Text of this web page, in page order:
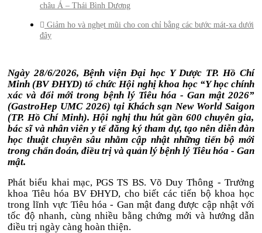
châu Á – Thái Bình Dương
Giảm ho và nghẹt mũi cho con chỉ bằng các bước mát-xa dưới
đây
Ngày 28/6/2026, Bệnh viện Đại học Y Dược TP. Hồ Chí
Minh (BV ĐHYD) tổ chức Hội nghị khoa học “Y học chính
xác và đổi mới trong bệnh lý Tiêu hóa - Gan mật 2026”
(GastroHep UMC 2026) tại Khách sạn New World Saigon
(TP. Hồ Chí Minh). Hội nghị thu hútgần 600 chuyên gia,
bác sĩ và nhân viên y tế đăng ký tham dự, tạo nên diễn đàn
học thuật chuyên sâu nhằm cập nhật những tiến bộ mới
trong chẩn đoán, điều trị và quản lý bệnh lý Tiêu hóa - Gan
mật.
Phát biểu khai mạc, PGS TS BS. Võ Duy Thông - Trưởng
khoa Tiêu hóa BV ĐHYD, cho biết các tiến bộ khoa học
trong lĩnh vực Tiêu hóa - Gan mật đang được cập nhật với
tốc độ nhanh, cùng nhiều bằng chứng mới và hướng dẫn
điều trị ngày càng hoàn thiện.